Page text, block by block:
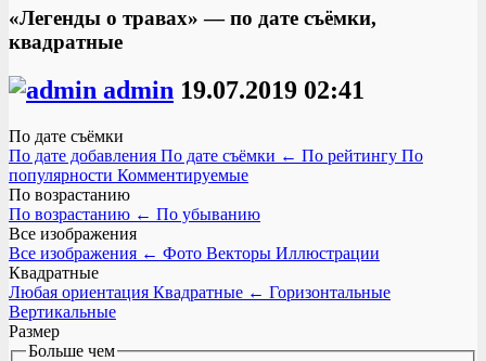
«Легенды о травах» — по дате съёмки,
квадратные
admin 19.07.2019 02:41
По дате съёмки
По дате добавления По дате съёмки ← По рейтингу По
популярности Комментируемые
По возрастанию
По возрастанию ← По убыванию
Все изображения
Все изображения ← Фото Векторы Иллюстрации
Квадратные
Любая ориентация Квадратные ← Горизонтальные
Вертикальные
Размер
Больше чем